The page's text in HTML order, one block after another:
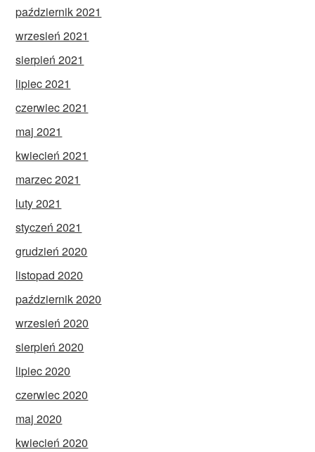
październik 2021
wrzesień 2021
sierpień 2021
lipiec 2021
czerwiec 2021
maj 2021
kwiecień 2021
marzec 2021
luty 2021
styczeń 2021
grudzień 2020
listopad 2020
październik 2020
wrzesień 2020
sierpień 2020
lipiec 2020
czerwiec 2020
maj 2020
kwiecień 2020